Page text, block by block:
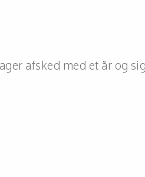
afsked med et år og